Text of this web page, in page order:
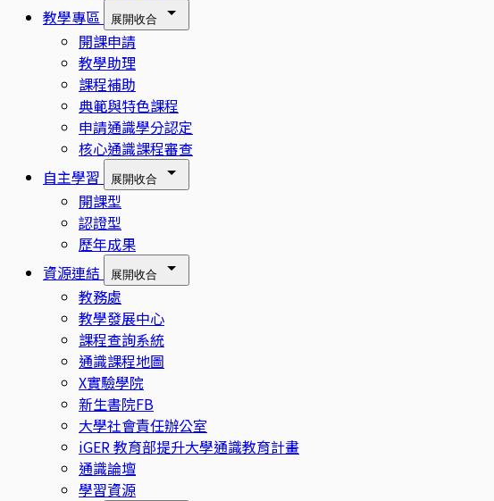
教學專區
展開收合
開課申請
教學助理
課程補助
典範與特色課程
申請通識學分認定
核心通識課程審查
自主學習
展開收合
開課型
認證型
歷年成果
資源連結
展開收合
教務處
教學發展中心
課程查詢系統
通識課程地圖
X實驗學院
新生書院FB
大學社會責任辦公室
iGER 教育部提升大學通識教育計畫
通識論壇
學習資源